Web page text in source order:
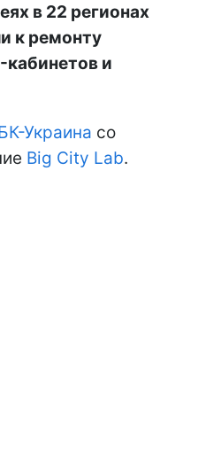
в 22 регионах
к ремонту
и
Украина со
Big City Lab.